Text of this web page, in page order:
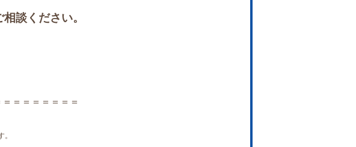
談ください。
＝＝＝＝＝＝＝